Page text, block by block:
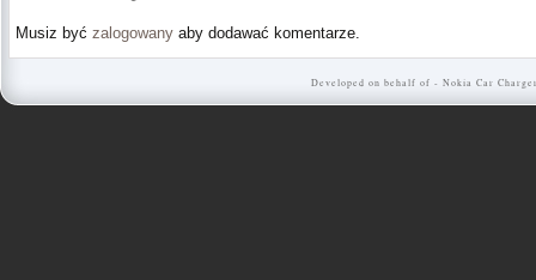
Musiz być zalogowany aby dodawać komentarze.
Developed on behalf of - Nokia Car